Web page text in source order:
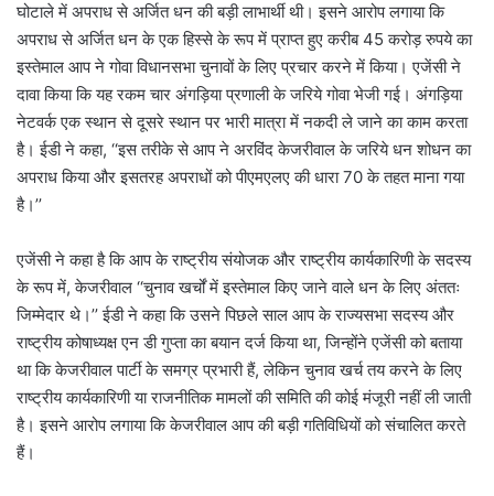
घोटाले में अपराध से अर्जित धन की बड़ी लाभार्थी थी। इसने आरोप लगाया कि
अपराध से अर्जित धन के एक हिस्से के रूप में प्राप्त हुए करीब 45 करोड़ रुपये का
इस्तेमाल आप ने गोवा विधानसभा चुनावों के लिए प्रचार करने में किया। एजेंसी ने
दावा किया कि यह रकम चार अंगड़िया प्रणाली के जरिये गोवा भेजी गई। अंगड़िया
नेटवर्क एक स्थान से दूसरे स्थान पर भारी मात्रा में नकदी ले जाने का काम करता
है। ईडी ने कहा, ‘‘इस तरीके से आप ने अरविंद केजरीवाल के जरिये धन शोधन का
अपराध किया और इसतरह अपराधों को पीएमएलए की धारा 70 के तहत माना गया
है।’’
एजेंसी ने कहा है कि आप के राष्ट्रीय संयोजक और राष्ट्रीय कार्यकारिणी के सदस्य
के रूप में, केजरीवाल ‘‘चुनाव खर्चों में इस्तेमाल किए जाने वाले धन के लिए अंततः
जिम्मेदार थे।’’ ईडी ने कहा कि उसने पिछले साल आप के राज्यसभा सदस्य और
राष्ट्रीय कोषाध्यक्ष एन डी गुप्ता का बयान दर्ज किया था, जिन्होंने एजेंसी को बताया
था कि केजरीवाल पार्टी के समग्र प्रभारी हैं, लेकिन चुनाव खर्च तय करने के लिए
राष्ट्रीय कार्यकारिणी या राजनीतिक मामलों की समिति की कोई मंजूरी नहीं ली जाती
है। इसने आरोप लगाया कि केजरीवाल आप की बड़ी गतिविधियों को संचालित करते
हैं।